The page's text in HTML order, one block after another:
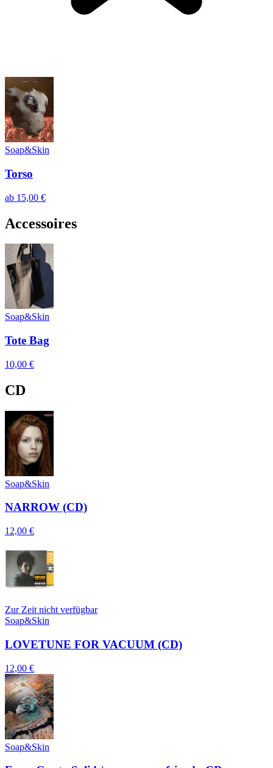
Soap&Skin
Torso
ab 15,00 €
Accessoires
Soap&Skin
Tote Bag
10,00 €
CD
Soap&Skin
NARROW (CD)
12,00 €
Zur Zeit nicht verfügbar
Soap&Skin
LOVETUNE FOR VACUUM (CD)
12,00 €
Soap&Skin